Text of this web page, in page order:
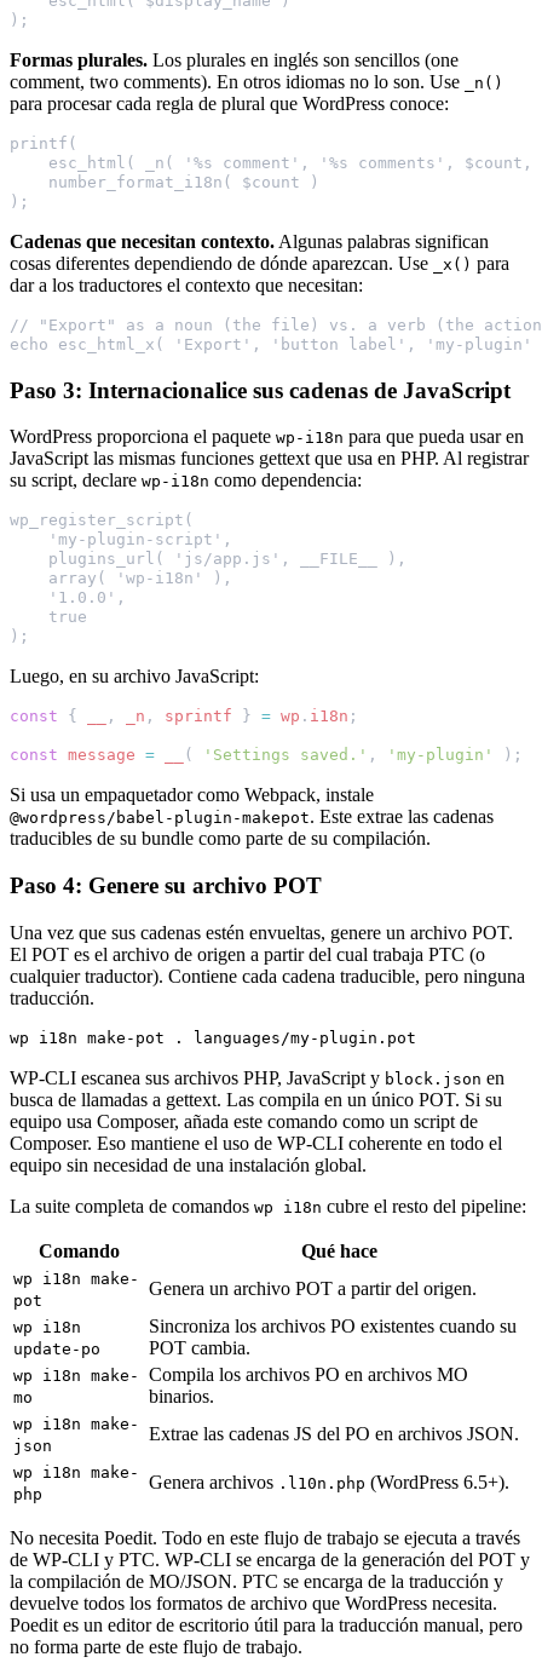
);
Formas plurales. Los plurales en inglés son sencillos (one
comment, two comments). En otros idiomas no lo son. Use
_n()
para procesar cada regla de plural que WordPress conoce:
printf(
esc_html( _n( '%s comment', '%s comments', $count,
    number_format_i18n( $count )
);
Cadenas que necesitan contexto. Algunas palabras significan
cosas diferentes dependiendo de dónde aparezcan. Use
_x() para
dar a los traductores el contexto que necesitan:
// "Export" as a noun (the file) vs. a verb (the
echo esc_html_x( 'Export', 'button label', 'my-
Paso 3: Internacionalice sus cadenas de JavaScript
WordPress proporciona el paquete wp-i18n para que pueda usar en
JavaScript las mismas funciones gettext que usa en PHP. Al registrar
su script, declare wp-i18n como dependencia:
wp_register_script(
    'my-plugin-script',
    plugins_url( 'js/app.js', __FILE__ ),
    array( 'wp-i18n' ),
    '1.0.0',
    true
);
Luego, en su archivo JavaScript:
const { , _n , sprintf } = wp . i18n ;
const message = ( 'Settings saved.' , 'my-plugin' );
Si usa un empaquetador como Webpack, instale
@wordpress/babel-plugin-makepot. Este extrae las cadenas
traducibles de su bundle como parte de su compilación.
Paso 4: Genere su archivo POT
Una vez que sus cadenas estén envueltas, genere un archivo POT.
El POT es el archivo de origen a partir del cual trabaja PTC (o
cualquier traductor). Contiene cada cadena traducible, pero ninguna
traducción.
wp i18n make-pot . languages/my-plugin.pot
WP-CLI escanea sus archivos PHP, JavaScript y block.json en
busca de llamadas a gettext. Las compila en un único POT. Si su
equipo usa Composer, añada este comando como un script de
Composer. Eso mantiene el uso de WP-CLI coherente en todo el
equipo sin necesidad de una instalación global.
La suite completa de comandos wp i18n cubre el resto del pipeline:
Comando Qué hace
wp i18n make-
pot
Genera un archivo POT a partir del origen.
wp i18n
update-po
Sincroniza los archivos PO existentes cuando su
POT cambia.
wp i18n make-
mo
Compila los archivos PO en archivos MO
binarios.
wp i18n make-
json
Extrae las cadenas JS del PO en archivos JSON.
wp i18n make-
php
Genera archivos .l10n.php (WordPress 6.5+).
No necesita Poedit. Todo en este flujo de trabajo se ejecuta a través
de WP-CLI y PTC. WP-CLI se encarga de la generación del POT y
la compilación de MO/JSON. PTC se encarga de la traducción y
devuelve todos los formatos de archivo que WordPress necesita.
Poedit es un editor de escritorio útil para la traducción manual, pero
no forma parte de este flujo de trabajo.